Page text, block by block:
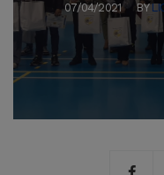
07/04/2021 BY